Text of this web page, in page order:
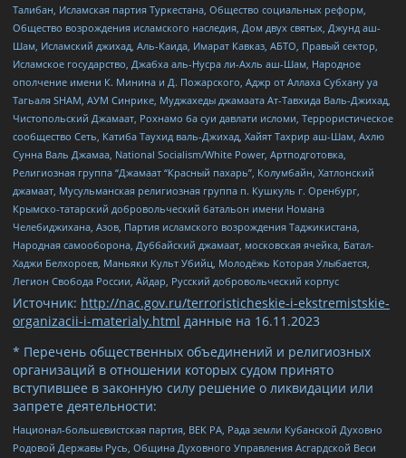
Талибан, Исламская партия Туркестана, Общество социальных реформ,
Общество возрождения исламского наследия, Дом двух святых, Джунд аш-
Шам, Исламский джихад, Аль-Каида, Имарат Кавказ, АБТО, Правый сектор,
Исламское государство, Джабха аль-Нусра ли-Ахль аш-Шам, Народное
ополчение имени К. Минина и Д. Пожарского, Аджр от Аллаха Субхану уа
Тагьаля SHAM, АУМ Синрике, Муджахеды джамаата Ат-Тавхида Валь-Джихад,
Чистопольский Джамаат, Рохнамо ба суи давлати исломи, Террористическое
сообщество Сеть, Катиба Таухид валь-Джихад, Хайят Тахрир аш-Шам, Ахлю
Сунна Валь Джамаа, National Socialism/White Power, Артподготовка,
Религиозная группа “Джамаат “Красный пахарь”, Колумбайн, Хатлонский
джамаат, Мусульманская религиозная группа п. Кушкуль г. Оренбург,
Крымско-татарский добровольческий батальон имени Номана
Челебиджихана, Азов, Партия исламского возрождения Таджикистана,
Народная самооборона, Дуббайский джамаат, московская ячейка, Батал-
Хаджи Белхороев, Маньяки Культ Убийц, Молодёжь Которая Улыбается,
Легион Свобода России, Айдар, Русский добровольческий корпус
Источник: http://nac.gov.ru/terroristicheskie-i-ekstremistskie-
organizacii-i-materialy.html данные на 16.11.2023
* Перечень общественных объединений и религиозных
организаций в отношении которых судом принято
вступившее в законную силу решение о ликвидации или
запрете деятельности:
Национал-большевистская партия, ВЕК РА, Рада земли Кубанской Духовно
Родовой Державы Русь, Община Духовного Управления Асгардской Веси